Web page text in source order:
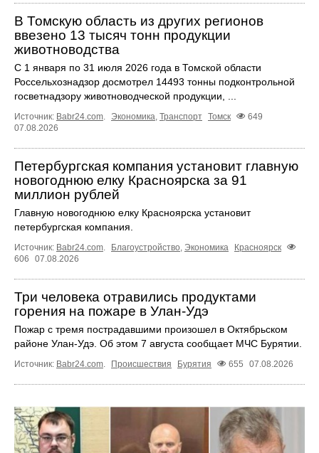
В Томскую область из других регионов
ввезено 13 тысяч тонн продукции
животноводства
С 1 января по 31 июля 2026 года в Томской области
Россельхознадзор досмотрел 14493 тонны подконтрольной
госветнадзору животноводческой продукции, ...
Источник: Babr24.com. Экономика, Транспорт Томск
649
07.08.2026
Петербургская компания установит главную
новогоднюю елку Красноярска за 91
миллион рублей
Главную новогоднюю елку Красноярска установит
петербургская компания.
Источник: Babr24.com. Благоустройство, Экономика
Красноярск
606
07.08.2026
Три человека отравились продуктами
горения на пожаре в Улан-Удэ
Пожар с тремя пострадавшими произошел в Октябрьском
районе Улан-Удэ. Об этом 7 августа сообщает МЧС Бурятии.
Источник: Babr24.com. Происшествия Бурятия 655 07.08.2026